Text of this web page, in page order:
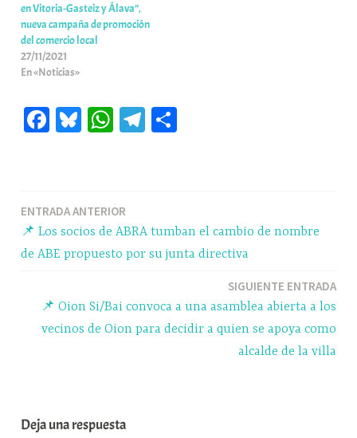
en Vitoria-Gasteiz y Álava”,
nueva campaña de promoción
del comercio local
27/11/2021
En «Noticias»
Fa Bl W
pp
Te
m rti
r
Navegación
de
ENTRADA ANTERIOR
📌 Los socios de ABRA tumban el cambio de nombre
de ABE propuesto por su junta directiva
SIGUIENTE ENTRADA
📌 Oion Si/Bai convoca a una asamblea abierta a los
vecinos de Oion para decidir a quien se apoya como
alcalde de la villa
Deja una respuesta